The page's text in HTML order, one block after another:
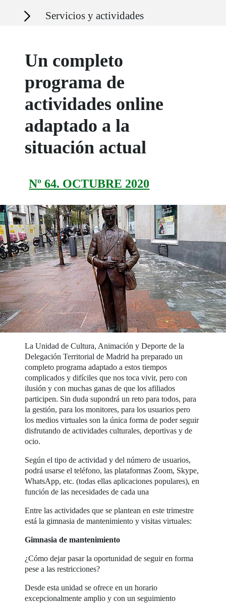
Secciones Servicios y actividades
Un completo
programa de
actividades online
adaptado a la
situación actual
Nº 64. OCTUBRE 2020
La Unidad de Cultura, Animación y Deporte de la
Delegación Territorial de Madrid ha preparado un
completo programa adaptado a estos tiempos
complicados y difíciles que nos toca vivir, pero con
ilusión y con muchas ganas de que los afiliados
participen. Sin duda supondrá un reto para todos, para
la gestión, para los monitores, para los usuarios pero
los medios virtuales son la única forma de poder seguir
disfrutando de actividades culturales, deportivas y de
ocio.
Según el tipo de actividad y del número de usuarios,
podrá usarse el teléfono, las plataformas Zoom, Skype,
WhatsApp, etc. (todas ellas aplicaciones populares), en
función de las necesidades de cada una
Entre las actividades que se plantean en este trimestre
está la gimnasia de mantenimiento y visitas virtuales:
Gimnasia de mantenimiento
¿Cómo dejar pasar la oportunidad de seguir en forma
pese a las restricciones?
Desde esta unidad se ofrece en un horario
excepcionalmente amplio y con un seguimiento